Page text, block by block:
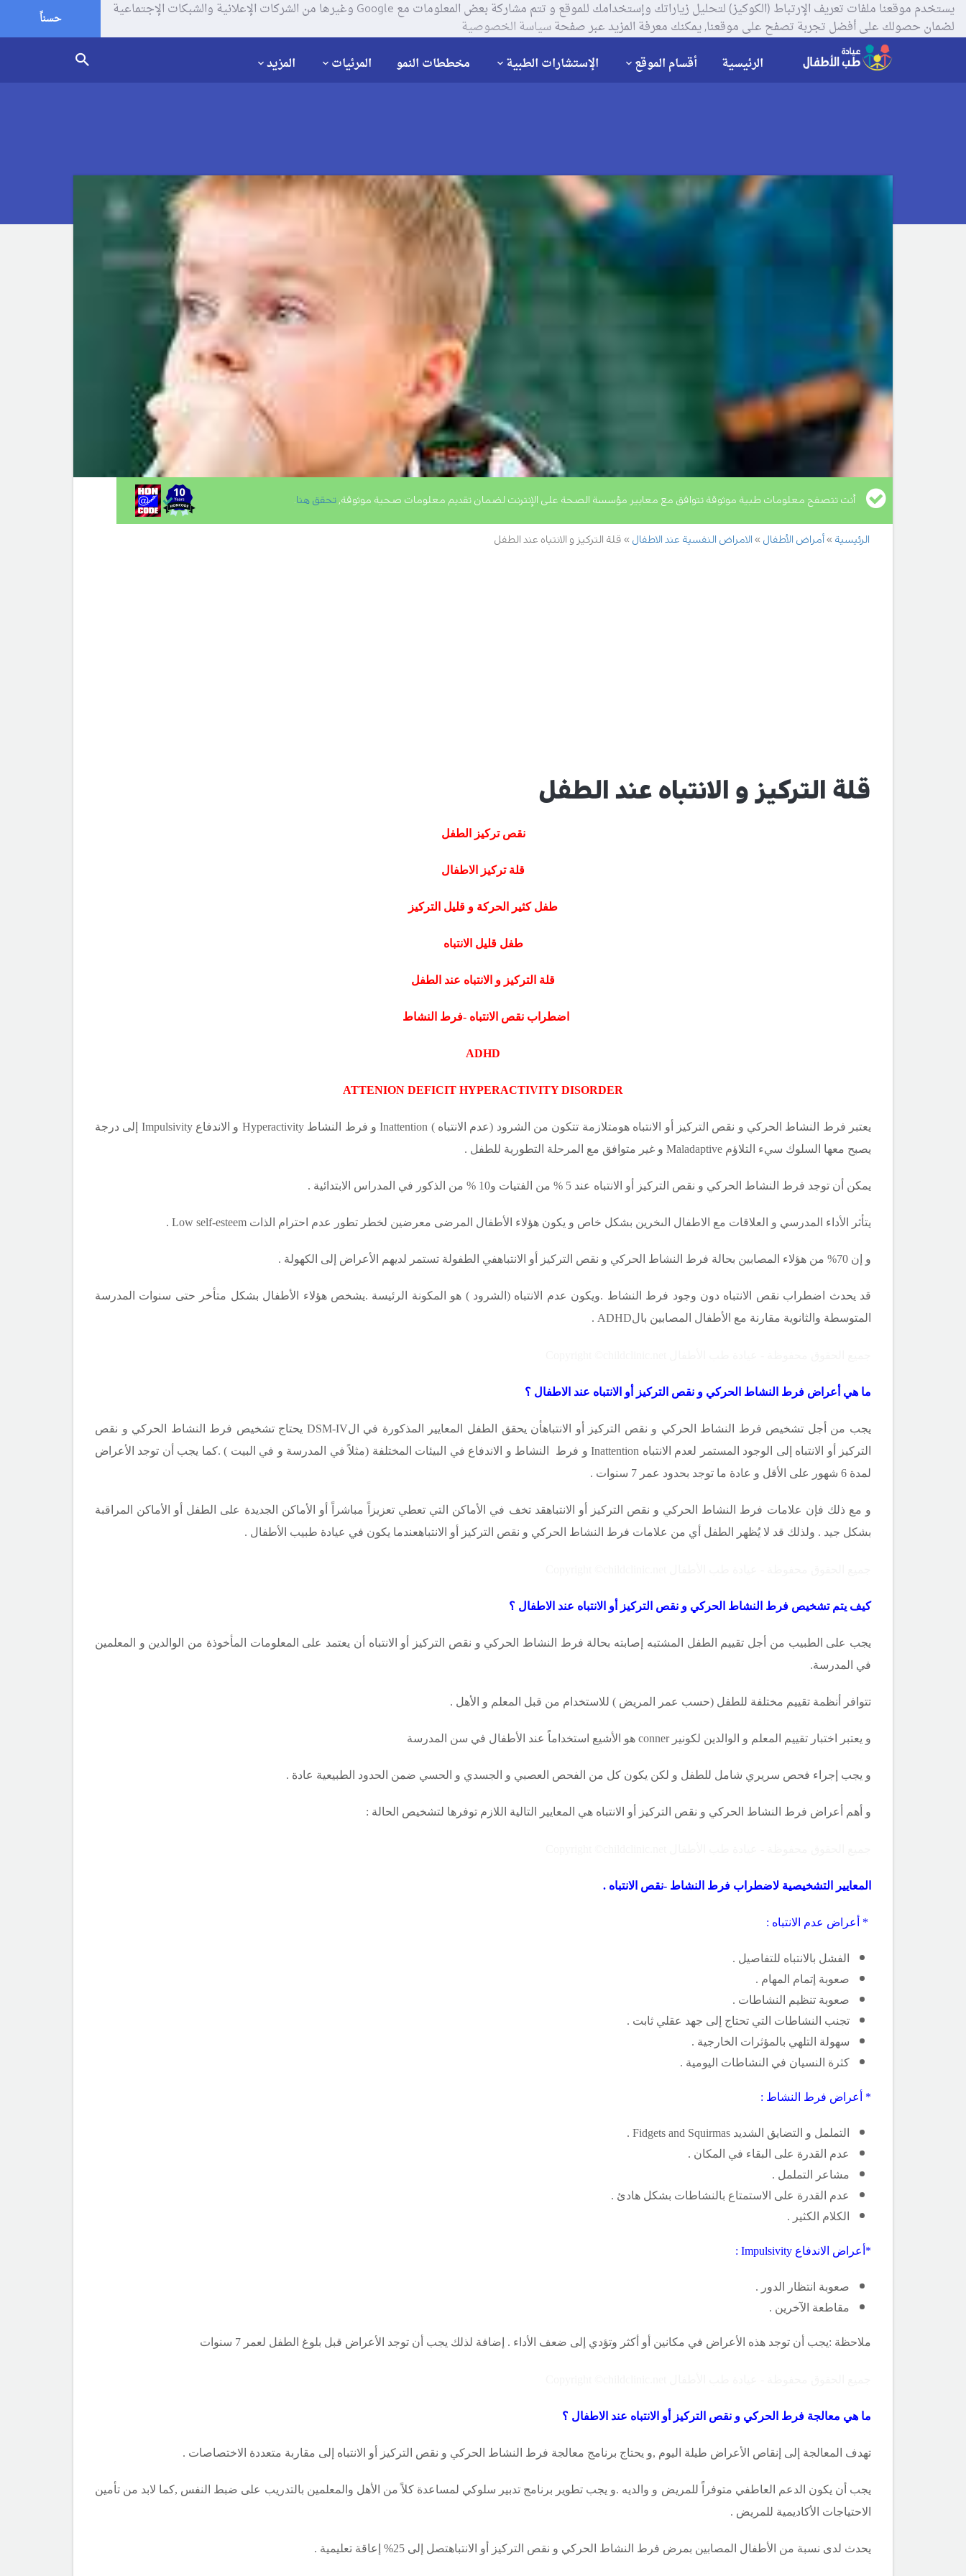
يستخدم موقعنا ملفات تعريف الإرتباط (الكوكيز) لتحليل زياراتك وإستخدامك للموقع و تتم مشاركة بعض المعلومات مع Google وغيرها من الشركات الإعلانية والشبكات الإجتماعية
لضمان حصولك على أفضل تجربة تصفح على موقعنا, يمكنك معرفة المزيد عبر صفحةسياسة الخصوصية حسناً
الرئيسية أقسام الموقع الإستشارات الطبية مخططات النمو المرئيات المزيد
أنت تتصفح معلومات طبية موثوقة تتوافق مع معايير مؤسسة الصحة على الإنترنت لضمان تقديم معلومات صحية موثوقة, تحقق هنا.
الرئيسية أمراض الأطفال الامراض النفسية عند الاطفال قلة التركيز و الانتباه عند الطفل
قلة التركيز و الانتباه عند الطفل
نقص تركيز الطفل
قلة تركيز الاطفال
طفل كثير الحركة و قليل التركيز
طفل قليل الانتباه
قلة التركيز و الانتباه عند الطفل
اضطراب نقص الانتباه -فرط النشاط
ADHD
ATTENION DEFICIT HYPERACTIVITY DISORDER
يعتبر فرط النشاط الحركي و نقص التركيز أو الانتباه هومتلازمة تتكون من الشرود (عدم الانتباه ) Inattention و فرط النشاطHyperactivity و الاندفاعImpulsivity إلى درجة
يصبح معها السلوك سيء التلاؤم Maladaptive و غير متوافق مع المرحلة التطورية للطفل .
يمكن أن توجد فرط النشاط الحركي و نقص التركيز أو الانتباه عند 5 % من الفتيات و10 % من الذكور في المدراس الابتدائية .
يتأثر الأداء المدرسي و العلاقات مع الاطفال الىخرين بشكل خاص و يكون هؤلاء الأطفال المرضى معرضين لخطر تطور عدم احترام الذات Low self-esteem
.
و إن 70% من هؤلاء المصابين بحالة فرط النشاط الحركي و نقص التركيز أو الانتباهفي الطفولة تستمر لديهم الأعراض إلى الكهولة .
قد يحدث اضطراب نقص الانتباه دون وجود فرط النشاط .ويكون عدم الانتباه (الشرود ) هو المكونة الرئيسة .يشخص هؤلاء الأطفال بشكل متأخر حتى سنوات المدرسة
المتوسطة والثانوية مقارنة مع الأطفال المصابين بالADHD
.
ما هي أعراض فرط النشاط الحركي و نقص التركيز أو الانتباه عند الاطفال ؟
يجب من أجل تشخيص فرط النشاط الحركي و نقص التركيز أو الانتباهأن يحقق الطفل المعايير المذكورة في الDSM-IV يحتاج تشخيص فرط النشاط الحركي و نقص
التركيز أو الانتباه إلى الوجود المستمر لعدم الانتباه Inattention و فرط النشاط و الاندفاع في البيئات المختلفة (مثلاً في المدرسة و في البيت ) .كما يجب أن توجد الأعراض
لمدة 6 شهور على الأقل و عادة ما توجد بحدود عمر 7 سنوات .
و مع ذلك فإن علامات فرط النشاط الحركي و نقص التركيز أو الانتباهقد تخف في الأماكن التي تعطي تعزيزاً مباشراً أو الأماكن الجديدة على الطفل أو الأماكن المراقبة
بشكل جيد . ولذلك قد لا يُظهر الطفل أي من علامات فرط النشاط الحركي و نقص التركيز أو الانتباهعندما يكون في عيادة طبيب الأطفال .
كيف يتم تشخيص فرط النشاط الحركي و نقص التركيز أو الانتباه عند الاطفال ؟
يجب على الطبيب من أجل تقييم الطفل المشتبه إصابته بحالة فرط النشاط الحركي و نقص التركيز أو الانتباه أن يعتمد على المعلومات المأخوذة من الوالدين و المعلمين
في المدرسة.
تتوافر أنظمة تقييم مختلفة للطفل (حسب عمر المريض ) للاستخدام من قبل المعلم و الأهل .
و يعتبر اختبار تقييم المعلم و الوالدين لكونيرconner هو الأشيع استخداماً عند الأطفال في سن المدرسة
و يجب إجراء فحص سريري شامل للطفل و لكن يكون كل من الفحص العصبي و الجسدي و الحسي ضمن الحدود الطبيعية عادة .
و أهم أعراض فرط النشاط الحركي و نقص التركيز أو الانتباه هي المعايير التالية اللازم توفرها لتشخيص الحالة :
المعايير التشخيصية لاضطراب فرط النشاط -نقص الانتباه .
* أعراض عدم الانتباه :
الفشل بالانتباه للتفاصيل .
صعوبة إتمام المهام .
صعوبة تنظيم النشاطات .
تجنب النشاطات التي تحتاج إلى جهد عقلي ثابت .
سهولة التلهي بالمؤثرات الخارجية .
كثرة النسيان في النشاطات اليومية .
* أعراض فرط النشاط :
التململ و التضايق الشديد Fidgets and Squirmas
.
عدم القدرة على البقاء في المكان .
مشاعر التململ .
عدم القدرة على الاستمتاع بالنشاطات بشكل هادئ .
الكلام الكثير .
*أعراض الاندفاع Impulsivity :
صعوبة انتظار الدور .
مقاطعة الآخرين .
ملاحظة :يجب أن توجد هذه الأعراض في مكانين أو أكثر وتؤدي إلى ضعف الأداء . إضافة لذلك يجب أن توجد الأعراض قبل بلوغ الطفل لعمر 7 سنوات
ما هي معالجة فرط الحركي و نقص التركيز أو الانتباه عند الاطفال ؟
تهدف المعالجة إلى إنقاص الأعراض طيلة اليوم ,و يحتاج برنامج معالجة فرط النشاط الحركي و نقص التركيز أو الانتباه إلى مقاربة متعددة الاختصاصات .
يجب أن يكون الدعم العاطفي متوفراً للمريض و والديه .و يجب تطوير برنامج تدبير سلوكي لمساعدة كلاً من الأهل والمعلمين بالتدريب على ضبط النفس ,كما لابد من تأمين
الاحتياجات الأكاديمية للمريض .
يحدث لدى نسبة من الأطفال المصابين بمرض فرط النشاط الحركي و نقص التركيز أو الانتباهتصل إلى 25% إعاقة تعليمية .